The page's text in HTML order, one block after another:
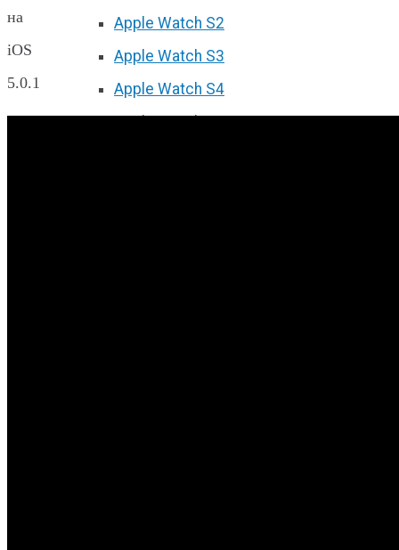
Apple Watch S2
Apple Watch S3
Apple Watch S4
Apple Watch S5
на
iOS
5.0.1